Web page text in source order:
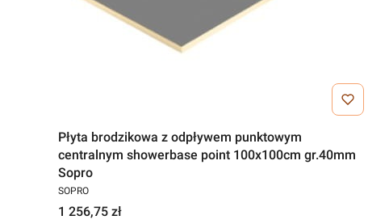
Płyta brodzikowa z odpływem punktowym
centralnym showerbase point 100x100cm gr.40mm
Sopro
SOPRO
1 256,75 zł